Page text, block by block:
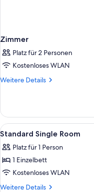
Zimmer
Platz für 2 Personen
Kostenloses WLAN
Weitere Details
Weitere
Alle
Fotos
für
Standard
Single
Room
11
Standard Single Room
Platz für 1 Person
1 Einzelbett
Kostenloses WLAN
Weitere Details
Weitere